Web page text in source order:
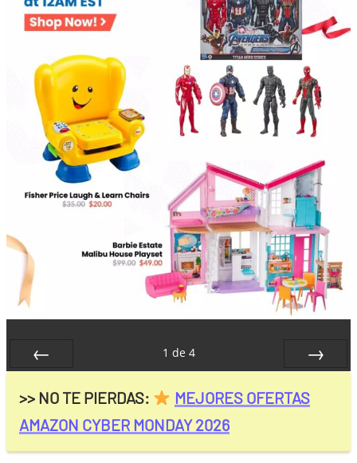
1 de 4
>> NO TE PIERDAS:
MEJORES OFERTAS
AMAZON CYBER MONDAY 2026